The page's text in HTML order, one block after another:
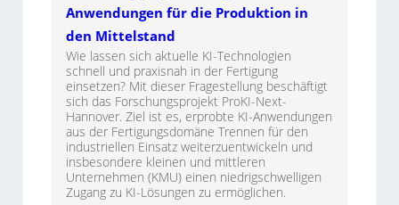
Anwendungen für die Produktion in
den Mittelstand
Wie lassen sich aktuelle KI-Technologien
schnell und praxisnah in der Fertigung
einsetzen? Mit dieser Fragestellung beschäftigt
sich das Forschungsprojekt ProKI-Next-
Hannover. Ziel ist es, erprobte KI-Anwendungen
aus der Fertigungsdomäne Trennen für den
industriellen Einsatz weiterzuentwickeln und
insbesondere kleinen und mittleren
Unternehmen (KMU) einen niedrigschwelligen
Zugang zu KI-Lösungen zu ermöglichen.